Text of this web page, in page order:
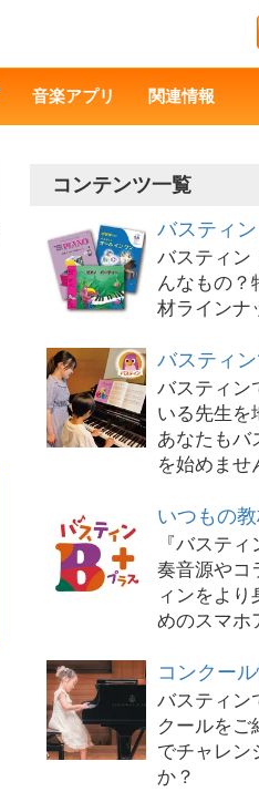
音楽アプリ 関連情報
コンテンツ一覧
バスティ
バスティン
んなもの？
材ラインナ
バスティ
バスティン
いる先生を
あなたもバ
を始めませ
いつもの
『バステ
奏音源やコ
ィンをより
めのスマホ
コンクー
バスティン
クールをご
でチャレン
か？